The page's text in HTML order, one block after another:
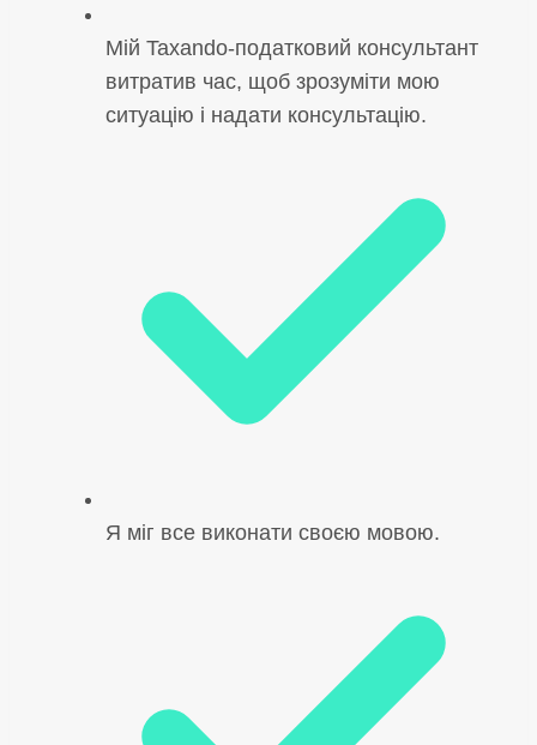
Мій Taxando-податковий консультант
витратив час, щоб зрозуміти мою
ситуацію і надати консультацію.
Я міг все виконати своєю мовою.